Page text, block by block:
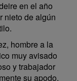
en el año
nieto de algún
hombre a la
muy avisado
y trabajador
su apodo,